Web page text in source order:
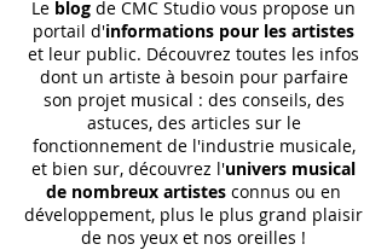
Le blog de CMC Studio vous propose un
portail d'informations pour les artistes
et leur public. Découvrez toutes les infos
dont un artiste à besoin pour parfaire
son projet musical : des conseils, des
astuces, des articles sur le
fonctionnement de l'industrie musicale,
et bien sur, découvrez l'univers musical
de nombreux artistes connus ou en
développement, plus le plus grand plaisir
de nos yeux et nos oreilles !